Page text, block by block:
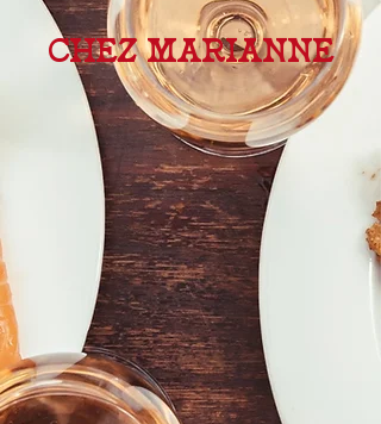
CHEZ MARIANNE